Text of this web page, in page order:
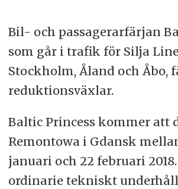
Bil- och passagerarfärjan
som går i trafik för Silja
Stockholm, Åland och Åbo,
reduktionsväxlar.
Baltic Princess kommer att
Remontowa i Gdansk
januari och 22 februari
ordinarie tekniskt